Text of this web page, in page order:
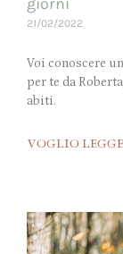
giorni
21/02/2022
Voi conoscere
per te da
abiti.
VOGLIO